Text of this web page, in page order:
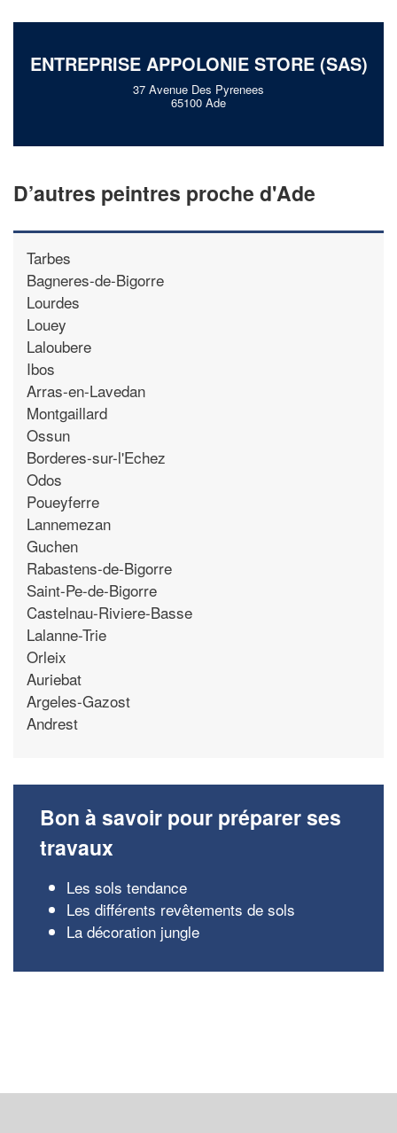
ENTREPRISE APPOLONIE STORE (SAS)
37 Avenue Des Pyrenees
65100 Ade
D’autres peintres proche d'Ade
Tarbes
Bagneres-de-Bigorre
Lourdes
Louey
Laloubere
Ibos
Arras-en-Lavedan
Montgaillard
Ossun
Borderes-sur-l'Echez
Odos
Poueyferre
Lannemezan
Guchen
Rabastens-de-Bigorre
Saint-Pe-de-Bigorre
Castelnau-Riviere-Basse
Lalanne-Trie
Orleix
Auriebat
Argeles-Gazost
Andrest
Bon à savoir pour préparer ses
travaux
Les sols tendance
Les différents revêtements de sols
La décoration jungle